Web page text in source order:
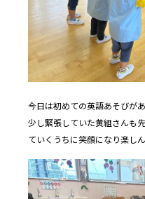
今日は初めての英語あそびが
少し緊張していた黄組さんも
ていくうちに笑顔になり楽し